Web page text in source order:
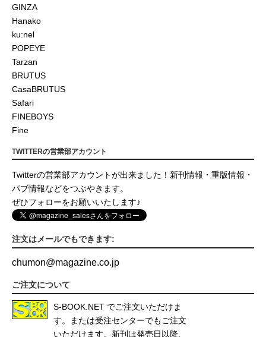
GINZA
Hanako
ku:nel
POPEYE
Tarzan
BRUTUS
CasaBRUTUS
Safari
FINEBOYS
Fine
TWITTERの営業部アカウント
Twitterの営業部アカウントが出来ました！新刊情報・重版情報・
パブ情報などをつぶやきます。
ぜひフォローをお願いいたします♪
注文はメールでもできます:
chumon@magazine.co.jp
ご注文について
S-BOOK.NET でご注文いただけま
す。または受注センターでもご注文
いただけます。新刊は発売日以降、